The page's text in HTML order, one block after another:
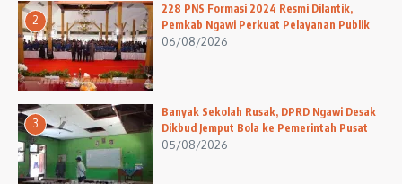
2
228 PNS Formasi 2024 Resmi Dilantik,
Pemkab Ngawi Perkuat Pelayanan Publik
06/08/2026
3
Banyak Sekolah Rusak, DPRD Ngawi Desak
Dikbud Jemput Bola ke Pemerintah Pusat
05/08/2026